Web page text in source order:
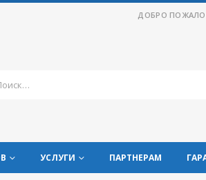
ДОБРО
УСЛУГИ ПАРТНЕРАМ